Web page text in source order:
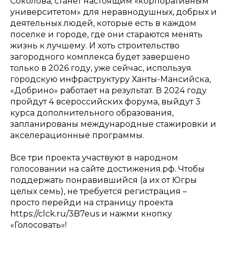
университетом» для неравнодушных, добрых и
деятельных людей, которые есть в каждом
поселке и городе, где они стараются менять
жизнь к лучшему. И хоть строительство
загородного комплекса будет завершено
только в 2026 году, уже сейчас, используя
городскую инфраструктуру Ханты-Мансийска,
«Добрино» работает на результат. В 2024 году
пройдут 4 всероссийских форума, выйдут 3
курса дополнительного образования,
запланированы международные стажировки и
акселерационные программы.
Все три проекта участвуют в народном
голосовании на сайте достижения.рф. Чтобы
поддержать понравившийся (а их от Югры
целых семь), не требуется регистрация –
просто перейди на страницу проекта
https://clck.ru/3B7eus и нажми кнопку
«Голосовать»!